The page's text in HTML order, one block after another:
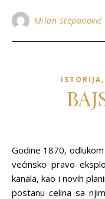
Milan Stepanović
ISTORIJA,
Godine 1870, odlukom Ugarskog sabora, država je ustupila
većinsko pravo
kanala, kao i novih
postanu celina sa